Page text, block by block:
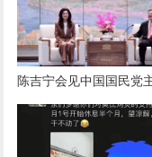
陈吉宁会见中国国民党
文